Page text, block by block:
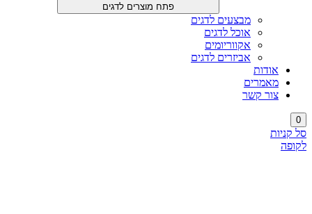
פתח מוצרים לדגים
מבצעים לדגים
אוכל לדגים
אקווריומים
אביזרים לדגים
אודות
מאמרים
צור קשר
0
סל קניות
לקופה